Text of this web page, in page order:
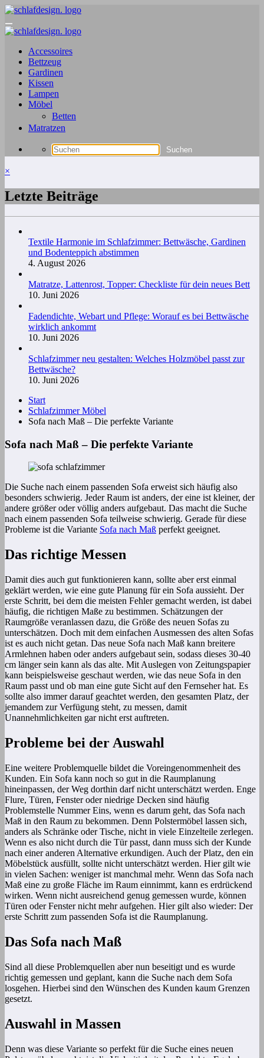
Zum
springen
Accessoires
Bettzeug
Gardinen
Kissen
Lampen
Möbel
Betten
Matratzen
×
Letzte Beiträge
Textile Harmonie im Schlafzimmer: Bettwäsche, Gardinen
und Bodenteppich abstimmen
4. August 2026
Matratze, Lattenrost, Topper: Checkliste für dein neues Bett
10. Juni 2026
Fadendichte, Webart und Pflege: Worauf es bei Bettwäsche
wirklich ankommt
10. Juni 2026
Schlafzimmer neu gestalten: Welches Holzmöbel passt zur
Bettwäsche?
10. Juni 2026
Start
Schlafzimmer Möbel
Sofa nach Maß – Die perfekte Variante
Sofa nach Maß – Die perfekte Variante
Die Suche nach einem passenden Sofa erweist sich häufig also
besonders schwierig. Jeder Raum ist anders, der eine ist kleiner, der
andere größer oder völlig anders aufgebaut. Das macht die Suche
nach einem passenden Sofa teilweise schwierig. Gerade für diese
Probleme ist die Variante Sofa nach Maß perfekt geeignet.
Das richtige Messen
Damit dies auch gut funktionieren kann, sollte aber erst einmal
geklärt werden, wie eine gute Planung für ein Sofa aussieht. Der
erste Schritt, bei dem die meisten Fehler gemacht werden, ist dabei
häufig, die richtigen Maße zu bestimmen. Schätzungen der
Raumgröße veranlassen dazu, die Größe des neuen Sofas zu
unterschätzen. Doch mit dem einfachen Ausmessen des alten Sofas
ist es auch nicht getan. Das neue Sofa nach Maß kann breitere
Armlehnen haben oder anders aufgebaut sein, sodass dieses 30-40
cm länger sein kann als das alte. Mit Auslegen von Zeitungspapier
kann beispielsweise geschaut werden, wie das neue Sofa in den
Raum passt und ob man eine gute Sicht auf den Fernseher hat. Es
sollte also immer darauf geachtet werden, den gesamten Platz, der
jemandem zur Verfügung steht, zu messen, damit
Unannehmlichkeiten gar nicht erst auftreten.
Probleme bei der Auswahl
Eine weitere Problemquelle bildet die Voreingenommenheit des
Kunden. Ein Sofa kann noch so gut in die Raumplanung
hineinpassen, der Weg dorthin darf nicht unterschätzt werden. Enge
Flure, Türen, Fenster oder niedrige Decken sind häufig
Problemstelle Nummer Eins, wenn es darum geht, das Sofa nach
Maß in den Raum zu bekommen. Denn Polstermöbel lassen sich,
anders als Schränke oder Tische, nicht in viele Einzelteile zerlegen.
Wenn es also nicht durch die Tür passt, dann muss sich der Kunde
nach einer anderen Alternative erkundigen. Auch der Platz, den ein
Möbelstück ausfüllt, sollte nicht unterschätzt werden. Hier gilt wie
in vielen Sachen: weniger ist manchmal mehr. Wenn das Sofa nach
Maß eine zu große Fläche im Raum einnimmt, kann es erdrückend
wirken. Wenn nicht ausreichend genug gemessen wurde, können
Türen oder Fenster nicht mehr aufgehen. Hier gilt also wieder: Der
erste Schritt zum passenden Sofa ist die Raumplanung.
Das Sofa nach Maß
Sind all diese Problemquellen aber nun beseitigt und es wurde
richtig gemessen und geplant, kann die Suche nach dem Sofa
losgehen. Hierbei sind den Wünschen des Kunden kaum Grenzen
gesetzt.
Auswahl in Massen
Denn was diese Variante so perfekt für die Suche eines neuen